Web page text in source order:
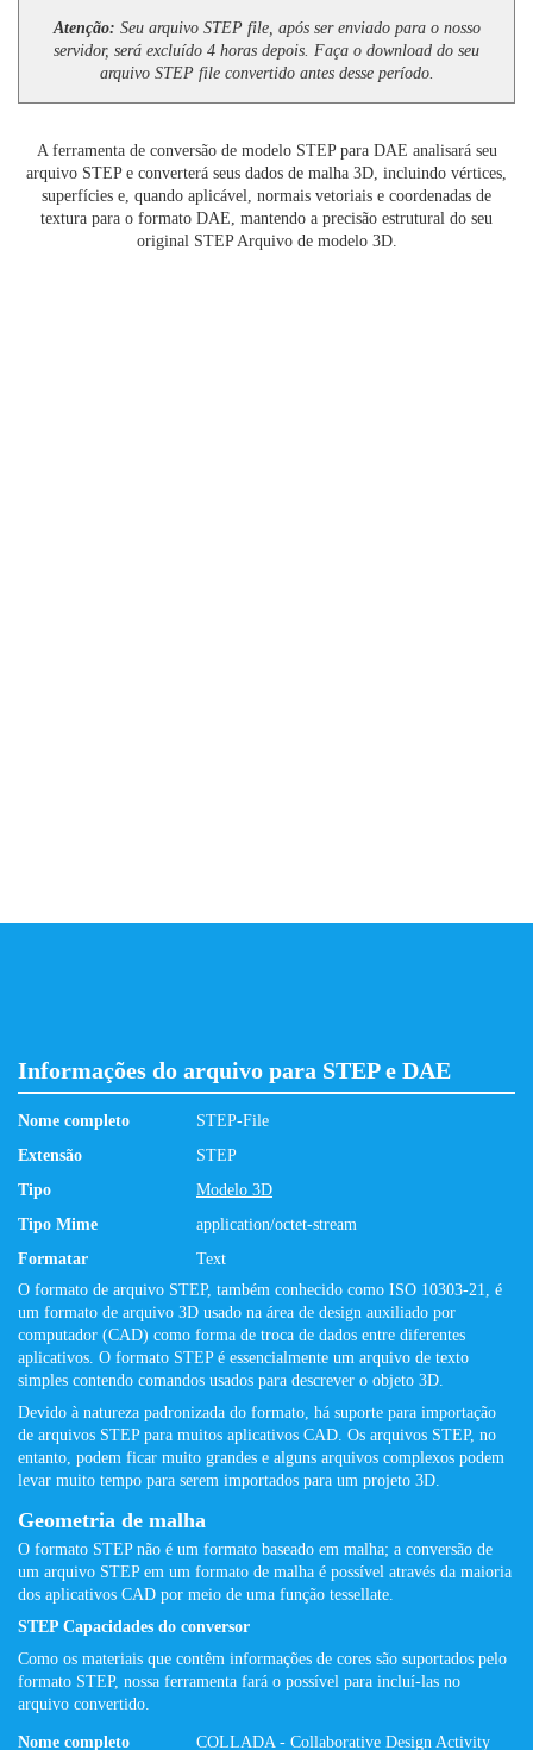
Atenção: Seu arquivo STEP file, após ser enviado para o nosso
servidor, será excluído 4 horas depois. Faça o download do seu
arquivo STEP file convertido antes desse período.
A ferramenta de conversão de modelo STEP para DAE analisará seu
arquivo STEP e converterá seus dados de malha 3D, incluindo vértices,
superfícies e, quando aplicável, normais vetoriais e coordenadas de
textura para o formato DAE, mantendo a precisão estrutural do seu
original STEP Arquivo de modelo 3D.
Informações do arquivo para STEP e DAE
Nome completo
STEP-File
Extensão
STEP
Tipo
Modelo 3D
Tipo Mime
application/octet-stream
Formatar
Text
O formato de arquivo STEP, também conhecido como ISO 10303-21, é
um formato de arquivo 3D usado na área de design auxiliado por
computador (CAD) como forma de troca de dados entre diferentes
aplicativos. O formato STEP é essencialmente um arquivo de texto
simples contendo comandos usados ​​para descrever o objeto 3D.
Devido à natureza padronizada do formato, há suporte para importação
de arquivos STEP para muitos aplicativos CAD. Os arquivos STEP, no
entanto, podem ficar muito grandes e alguns arquivos complexos podem
levar muito tempo para serem importados para um projeto 3D.
Geometria de malha
O formato STEP não é um formato baseado em malha; a conversão de
um arquivo STEP em um formato de malha é possível através da maioria
dos aplicativos CAD por meio de uma função tessellate.
STEP Capacidades do conversor
Como os materiais que contêm informações de cores são suportados pelo
formato STEP, nossa ferramenta fará o possível para incluí-las no
arquivo convertido.
Nome completo
COLLADA - Collaborative Design Activity